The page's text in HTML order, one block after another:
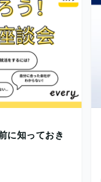
に知っておき